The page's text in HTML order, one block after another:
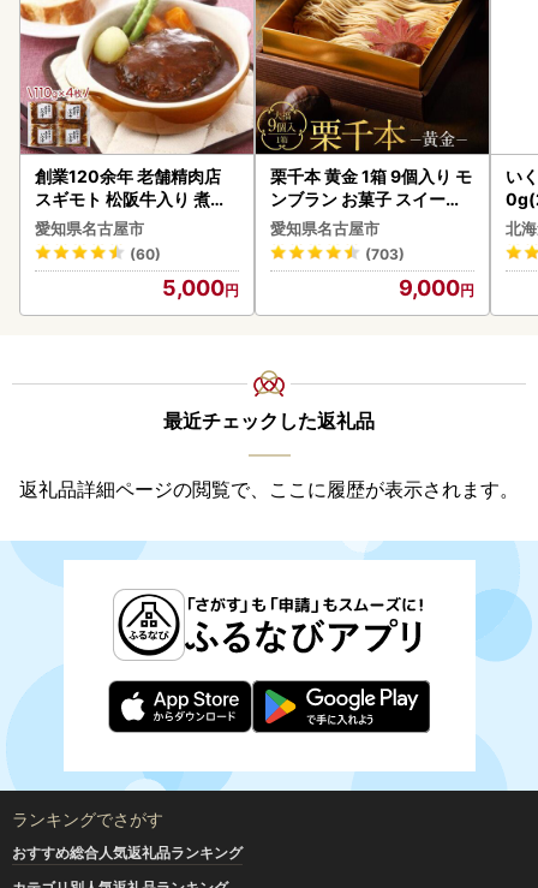
創業120余年 老舗精肉店
スギモト 松阪牛入り 煮込
み ハンバーグ 110g×4枚
惣菜 お取り寄せ グルメ ハ
ンバーグ 冷凍
愛知県名古屋市
(60)
5,000
栗千本 黄金 1箱 9個入り モ
ンブラン お菓子 スイーツ
デザート モンブラン 人気
愛知県名古屋市
(703)
9,000
い
2-
北
最近チェックした返礼品
返礼品詳細ページの閲覧で、ここに履歴が表示されます。
ランキングでさがす
おすすめ総合人気返礼品ランキング